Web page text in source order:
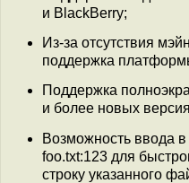
и BlackBerry;
Из-за отсутствия
поддержка
Поддержка
и более новых
Возможность ввода в
foo.txt:123 для
строку указанного